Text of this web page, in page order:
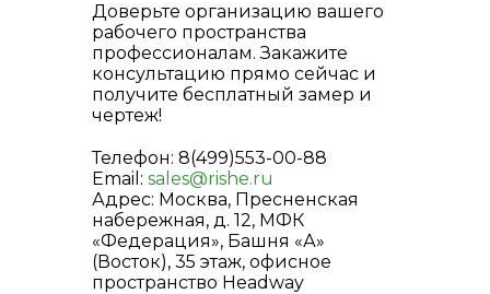
Доверьте организацию вашего
рабочего пространства
профессионалам. Закажите
консультацию прямо сейчас и
получите бесплатный замер и
чертеж!
Телефон: 8(499)553-00-88
Email: sales@rishe.ru
Адрес: Москва, Пресненская
набережная, д. 12, МФК
«Федерация», Башня «А»
(Восток), 35 этаж, офисное
пространство Headway